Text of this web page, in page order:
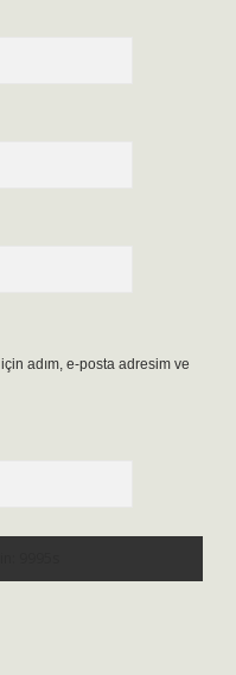
adım, e-posta adresim ve